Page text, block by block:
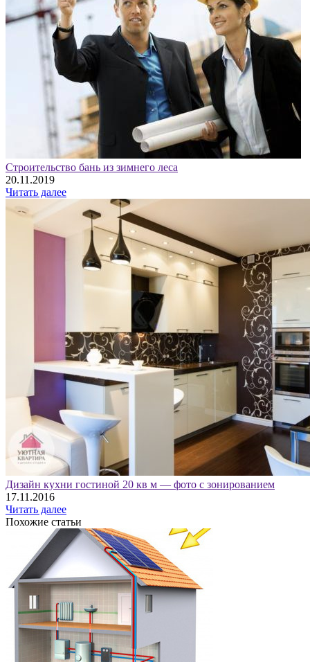
Строительство бань из зимнего леса
20.11.2019
Читать далее
Дизайн кухни гостиной 20 кв м — фото с зонированием
17.11.2016
Читать далее
Похожие статьи